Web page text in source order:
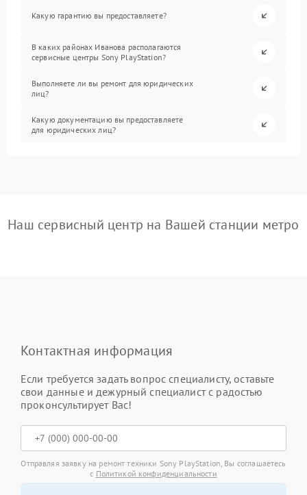
Какую гарантию вы предоставляете?
В каких районах Иванова располагаются
сервисные центры Sony PlayStation?
Выполняете ли вы ремонт для юридических
лиц?
Какую документацию вы предоставляете
для юридических лиц?
Наш сервисный центр на Вашей станции метро
Контактная информация
Если требуется задать вопрос специалисту, оставьте
свои данные и дежурный специалист с радостью
проконсультирует Вас!
Отправляя заявку на ремонт техники Sony PlayStation, Вы соглашаетесь
с Политикой конфиденциальности